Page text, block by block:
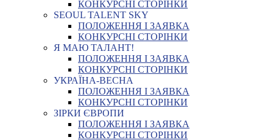
КОНКУРСНІ СТОРІНКИ
SEOUL TALENT SKY
ПОЛОЖЕННЯ І ЗАЯВКА
КОНКУРСНІ СТОРІНКИ
Я МАЮ ТАЛАНТ!
ПОЛОЖЕННЯ І ЗАЯВКА
КОНКУРСНІ СТОРІНКИ
УКРАЇНА-ВЕСНА
ПОЛОЖЕННЯ І ЗАЯВКА
КОНКУРСНІ СТОРІНКИ
ЗІРКИ ЄВРОПИ
ПОЛОЖЕННЯ І ЗАЯВКА
КОНКУРСНІ СТОРІНКИ